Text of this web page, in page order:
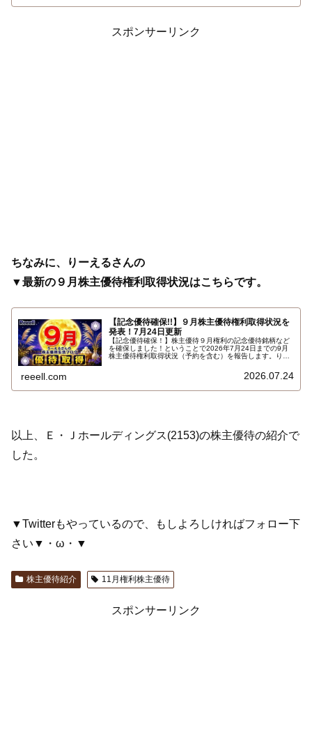
スポンサーリンク
ちなみに、りーえるさんの
▼最新の９月株主優待権利取得状況はこちらです。
【記念優待確保!!】９月株主優待権利取得状況を
発表！7月24日更新
【記念優待確保！】株主優待９月権利の記念優待銘柄など
を確保しました！ということで2026年7月24日までの9月
株主優待権利取得状況（予約を含む）を報告します。りー
reeell.com 2026.07.24
以上、Ｅ・Ｊホールディングス(2153)の株主優待の紹介で
した。
▼Twitterもやっているので、もしよろしければフォロー下
さい▼・ω・▼
株主優待紹介 11月権利株主優待
スポンサーリンク